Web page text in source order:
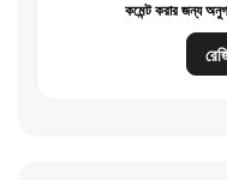
কমেন্ট করার জন্য